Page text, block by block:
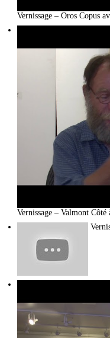
Vernissage – Oros Copus
Vernissage – Valmont